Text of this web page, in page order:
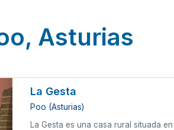
Asturias
La Gesta
Poo (Asturias)
La Gesta es una casa rural situada